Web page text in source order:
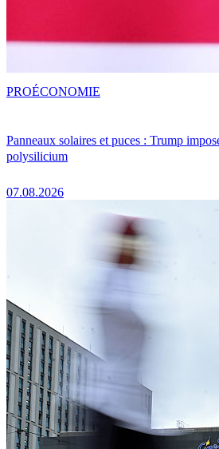
Panneaux solaires et puces : Trump
polysilicium
07.08.2026
PROÉCONOMIE